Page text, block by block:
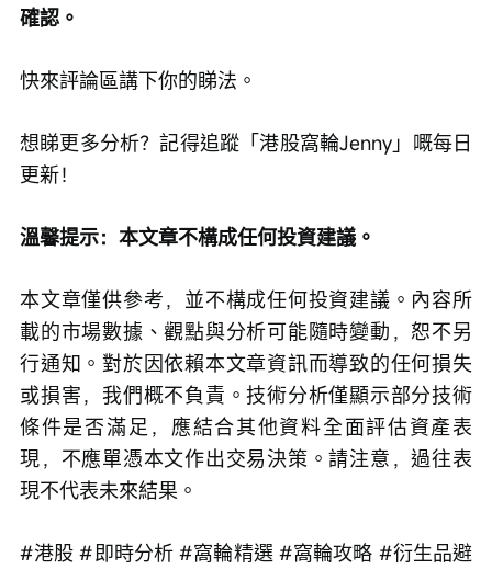
確認。
快來評論區講下你的睇法。
想睇更多分析？記得追蹤「港股窩輪Jenny」嘅每日
更新！
溫馨提示：本文章不構成任何投資建議。
本文章僅供參考，並不構成任何投資建議。內容所
載的市場數據、觀點與分析可能隨時變動，恕不另
行通知。對於因依賴本文章資訊而導致的任何損失
或損害，我們概不負責。技術分析僅顯示部分技術
條件是否滿足，應結合其他資料全面評估資產表
現，不應單憑本文作出交易決策。請注意，過往表
現不代表未來結果。
#港股 #即時分析 #窩輪精選 #窩輪攻略 #衍生品避